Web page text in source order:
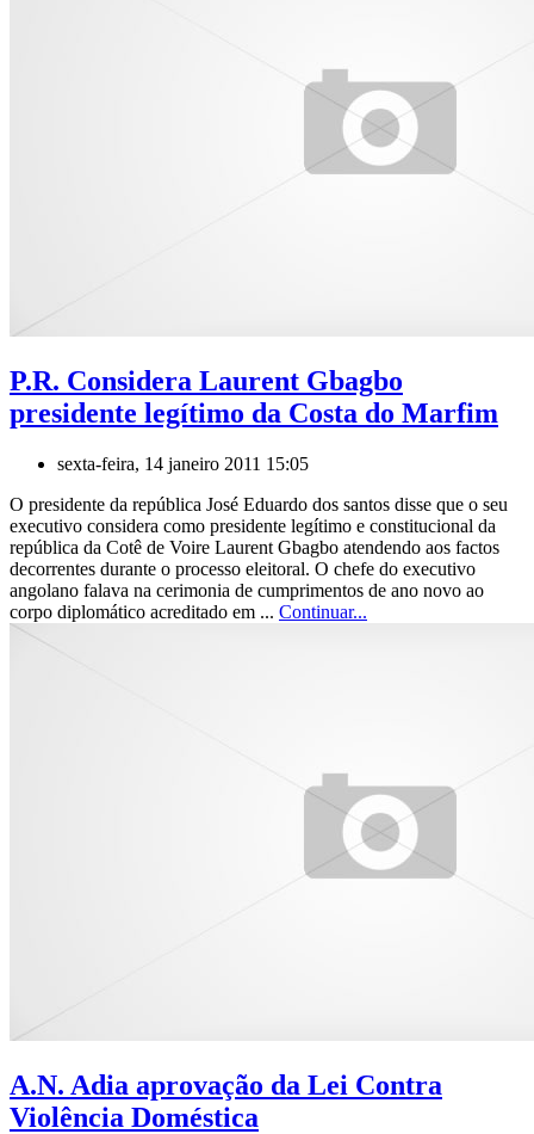
P.R. Considera Laurent Gbagbo
presidente legítimo da Costa do Marfim
sexta-feira, 14 janeiro 2011 15:05
O presidente da república José Eduardo dos santos disse que o seu
executivo considera como presidente legítimo e constitucional da
república da Cotê de Voire Laurent Gbagbo atendendo aos factos
decorrentes durante o processo eleitoral. O chefe do executivo
angolano falava na cerimonia de cumprimentos de ano novo ao
corpo diplomático acreditado em ... Continuar...
A.N. Adia aprovação da Lei Contra
Violência Doméstica